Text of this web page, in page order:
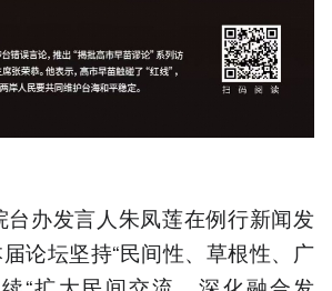
办发言人朱凤莲在例行新闻发
论坛坚持“民间性、草根性、广